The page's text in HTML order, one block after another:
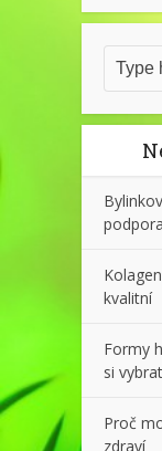
kvalitní
Formy
si vybrat
Proč
zdraví